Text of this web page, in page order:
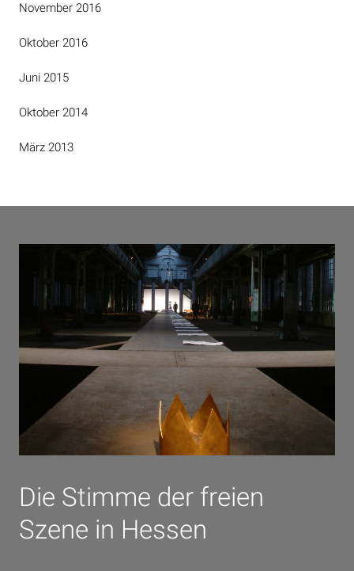
November 2016
Oktober 2016
Juni 2015
Oktober 2014
März 2013
Die Stimme der freien
Szene in Hessen